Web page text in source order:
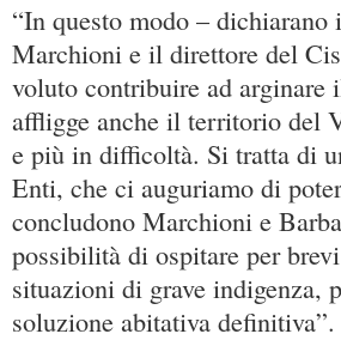
“In questo modo –
Marchioni e il direttore del
voluto contribuire ad arginare
affligge anche il territorio del
e più in difficoltà. Si tratta di
Enti, che ci auguriamo di
concludono Marchioni e
possibilità di ospitare per
situazioni di grave indigenza,
soluzione abitativa definitiva”.